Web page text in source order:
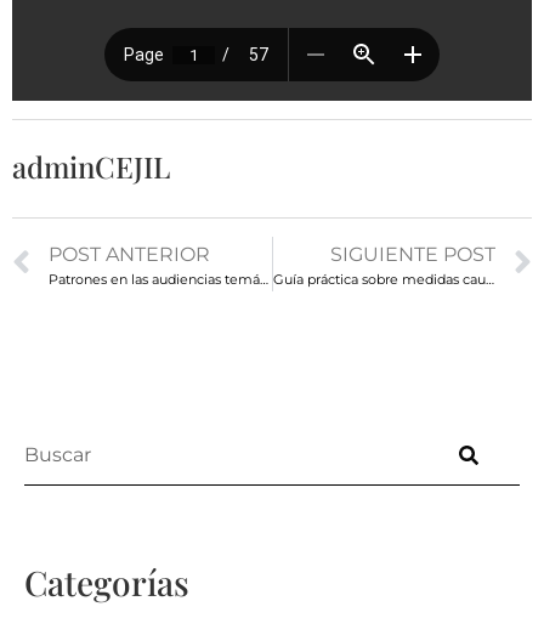
Categorías
adminCEJIL
POST ANTERIOR
Patrones en las audiencias temáticas de movilidad humana en Mesoamérica y Estados Unidos en los últimos 10 años
SIGUIENTE POST
Guía práctica sobre medidas cautelares y medidas provisionales